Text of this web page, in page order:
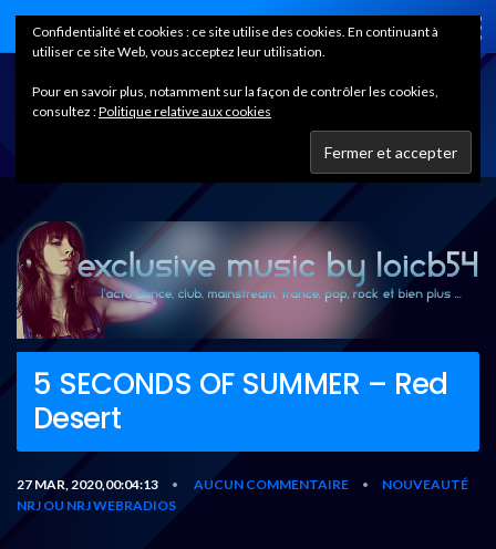
Home
5 SECONDS OF SUMMER – Red
Desert
27 MAR, 2020,00:04:13 • AUCUN COMMENTAIRE •
NOUVEAUTÉ
NRJ OU NRJ WEBRADIOS
Confidentialité et cookies : ce site utilise des cookies. En continuant à
utiliser ce site Web, vous acceptez leur utilisation.
Pour en savoir plus, notamment sur la façon de contrôler les cookies,
consultez :Politique relative aux cookies